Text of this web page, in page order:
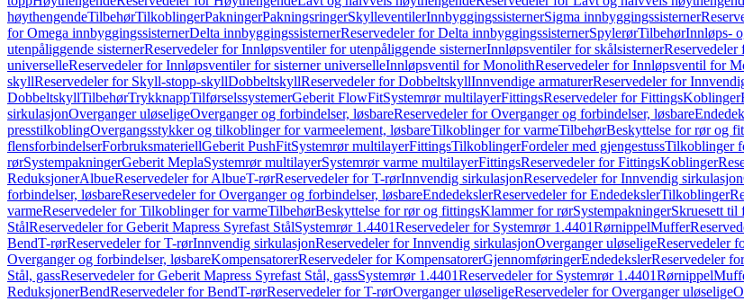
høythengendeTilbehørTilkoblingerPakningerPakningsringerSkylleventilerInnbyggingssisternerSigma innbyggingssisterner
for Omega innbyggingssisternerDelta innbyggingssisternerReservedeler for Delta innbyggingssisternerSpylerørTilbehørInnløps-
utenpåliggende sisternerReservedeler for Innløpsventiler for utenpåliggende sisternerInnløpsventiler for skålsisterner
universelleReservedeler for Innløpsventiler for sisterner universelleInnløpsventil for MonolithReservedeler for Innløpsventil for
skyllReservedeler for Skyll-stopp-skyllDobbeltskyllReservedeler for DobbeltskyllInnvendige armaturerReservedeler for
DobbeltskyllTilbehørTrykknappTilførselssystemerGeberit FlowFitSystemrør multilayerFittingsReservedeler for FittingsKoblinger
sirkulasjonOverganger uløseligeOverganger og forbindelser, løsbareReservedeler for Overganger og forbindelser, løsbare
presstilkoblingOvergangsstykker og tilkoblinger for varmeelement, løsbareTilkoblinger for varmeTilbehørBeskyttelse for rør og
flensforbindelserForbruksmateriellGeberit PushFitSystemrør multilayerFittingsTilkoblingerFordeler med gjengestussTilkoblinger
rørSystempakningerGeberit MeplaSystemrør multilayerSystemrør varme multilayerFittingsReservedeler for FittingsKoblinger
ReduksjonerAlbueReservedeler for AlbueT-rørReservedeler for T-rørInnvendig sirkulasjonReservedeler for Innvendig sirkulasjon
forbindelser, løsbareReservedeler for Overganger og forbindelser, løsbareEndedekslerReservedeler for EndedekslerTilkoblinger
varmeReservedeler for Tilkoblinger for varmeTilbehørBeskyttelse for rør og fittingsKlammer for rørSystempakningerSkruesett til
StålReservedeler for Geberit Mapress Syrefast StålSystemrør 1.4401Reservedeler for Systemrør 1.4401RørnippelMuffer
BendT-rørReservedeler for T-rørInnvendig sirkulasjonReservedeler for Innvendig sirkulasjonOverganger uløseligeReservedeler
Overganger og forbindelser, løsbareKompensatorerReservedeler for KompensatorerGjennomføringerEndedekslerReservedeler
Stål, gassReservedeler for Geberit Mapress Syrefast Stål, gassSystemrør 1.4401Reservedeler for Systemrør 1.4401Rørnippel
ReduksjonerBendReservedeler for BendT-rørReservedeler for T-rørOverganger uløseligeReservedeler for Overganger uløselige